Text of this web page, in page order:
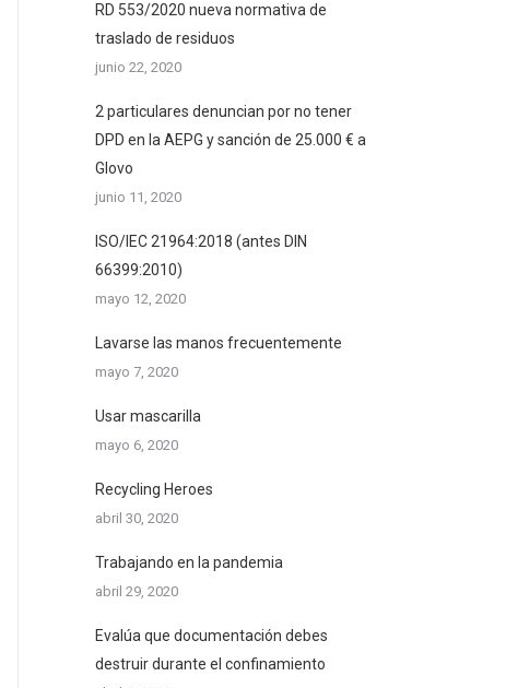
RD 553/2020 nueva normativa de
traslado de residuos
junio 22, 2020
2 particulares denuncian por no tener
DPD en la AEPG y sanción de 25.000 € a
Glovo
junio 11, 2020
ISO/IEC 21964:2018 (antes DIN
66399:2010)
mayo 12, 2020
Lavarse las manos frecuentemente
mayo 7, 2020
Usar mascarilla
mayo 6, 2020
Recycling Heroes
abril 30, 2020
Trabajando en la pandemia
abril 29, 2020
Evalúa que documentación debes
destruir durante el confinamiento